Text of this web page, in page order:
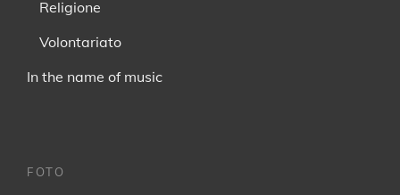
Religione
Volontariato
In the name of music
FOTO